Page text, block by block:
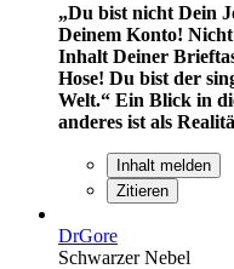
„Du bist nicht Dein
Deinem Konto!
Inhalt Deiner
Hose! Du bist der
Welt.“ Ein Blick in
anderes ist als
Inhalt melden
Zitieren
DrGore
Schwarzer Nebel